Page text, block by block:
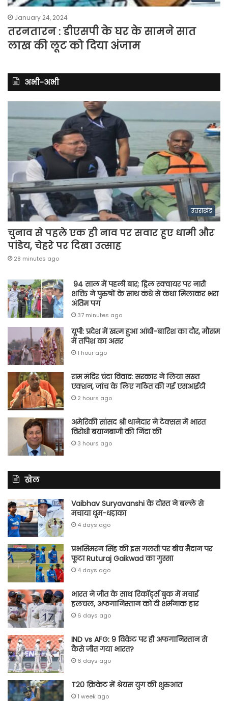
January 24, 2024
तरनतारन : डीएसपी के घर के सामने सात
लाख की लूट को दिया अंजाम
अभी-अभी
उत्तराखंड
चुनाव से पहले एक ही नाव पर सवार हुए धामी और
पांडेय, चेहरे पर दिखा उत्साह
28 minutes ago
94 साल में पहली बार; ड्रिल स्क्वायर पर नारी
शक्ति ने पुरुषों के साथ कंधे से कंधा मिलाकर भरा
अंतिम पग
37 minutes ago
यूपी: प्रदेश में खत्म हुआ आंधी-बारिश का दौर, मौसम
में तपिश का असर
1 hour ago
राम मंदिर चंदा विवाद: सरकार ने लिया सख्त
एक्शन, जांच के लिए गठित की गई एसआईटी
2 hours ago
अमेरिकी सांसद श्री थानेदार ने टेक्सस में भारत
विरोधी बयानबाजी की निंदा की
3 hours ago
खेल
Vaibhav Suryavanshi के दोस्त ने बल्ले से
मचाया धूम-धड़ाका
4 days ago
प्रभसिमरन सिंह की इस गलती पर बीच मैदान पर
फूटा Ruturaj Gaikwad का गुस्सा
4 days ago
भारत ने जीत के साथ रिकॉर्ड्स बुक में मचाई
हलचल, अफगानिस्तान को दी शर्मनाक हार
6 days ago
IND vs AFG: 9 विकेट पर ही अफगानिस्तान से
कैसे जीत गया भारत?
6 days ago
T20 क्रिकेट में श्रेयस युग की शुरुआत
1 week ago